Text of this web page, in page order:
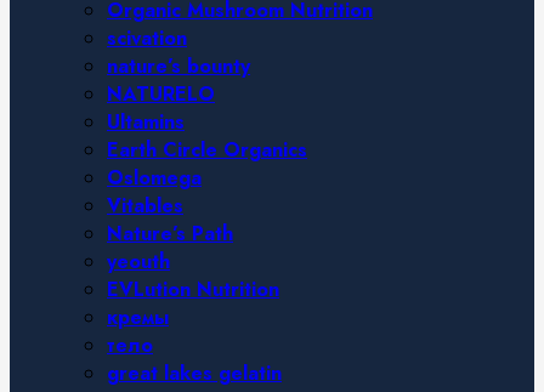
Organic Mushroom Nutrition
scivation
nature’s bounty
NATURELO
Ultamins
Earth Circle Organics
Oslomega
Vitables
Nature’s Path
yeouth
EVLution Nutrition
кремы
тело
great lakes gelatin